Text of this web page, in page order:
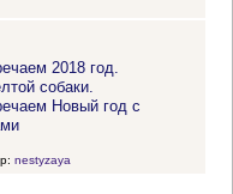
2018 год.
собаки.
Новый год с
nestyzaya